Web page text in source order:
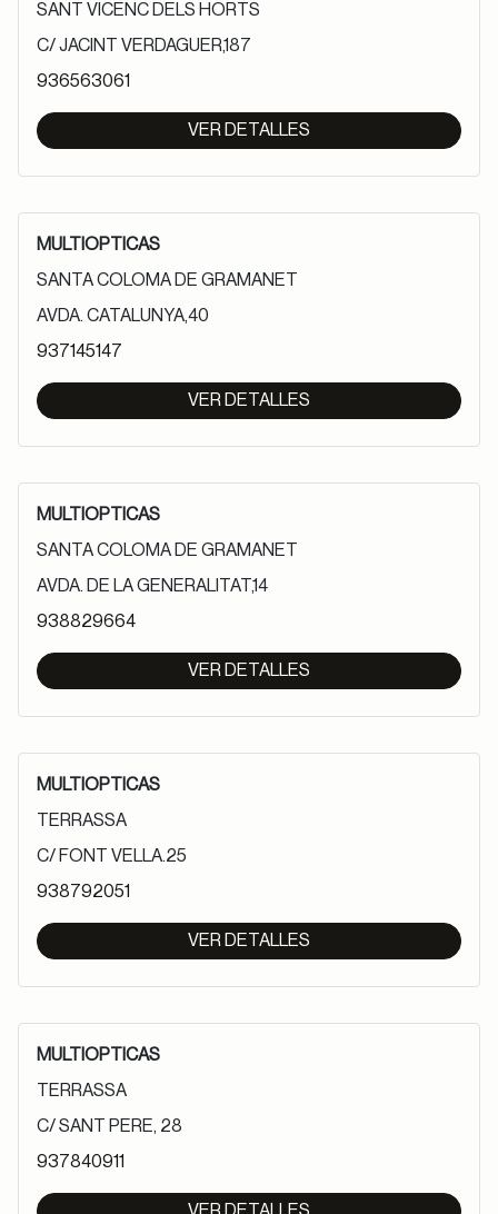
SANT VICENC DELS HORTS
C/ JACINT VERDAGUER,187
936563061
VER DETALLES
MULTIOPTICAS
SANTA COLOMA DE GRAMANET
AVDA. CATALUNYA,40
937145147
VER DETALLES
MULTIOPTICAS
SANTA COLOMA DE GRAMANET
AVDA. DE LA GENERALITAT,14
938829664
VER DETALLES
MULTIOPTICAS
TERRASSA
C/ FONT VELLA.25
938792051
VER DETALLES
MULTIOPTICAS
TERRASSA
C/ SANT PERE, 28
937840911